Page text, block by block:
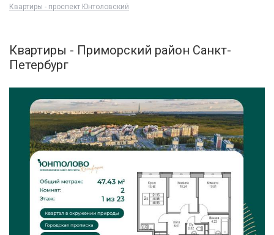
Квартиры - проспект Юнтоловский
Квартиры - Приморский район Санкт-
Петербург